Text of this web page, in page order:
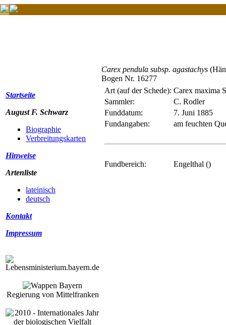
Startseite
August F. Schwarz
Biographie
Verbreitungskarten
Hinweise
Artenliste
lateinisch
deutsch
Kontakt
Impressum
Regierung von Mittelfranken
Carex pendula subsp. agastachys
Bogen Nr. 16277
Art (auf der Schede): Carex maxima
Sammler:
C. Rodler
Funddatum:
7. Juni 1885
Fundangaben:
am feuchten
Fundbereich: Engelthal ()